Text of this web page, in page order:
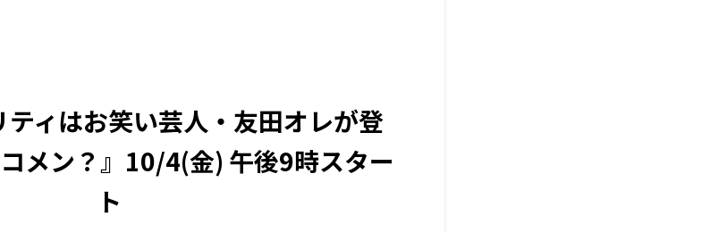
ィはお笑い芸人・友田オレが登
メン？』10/4(金) 午後9時スター
ト